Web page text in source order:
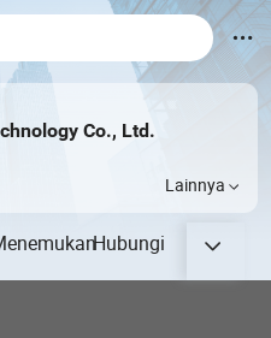
Co., Ltd.
Lainnya
Hubungi